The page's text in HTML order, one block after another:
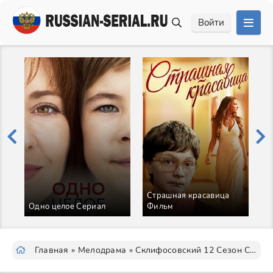
Войти
Одно целое Сериал
Страшная красавица
Фильм
Главная » Мелодрама » Склифосовский 12 Сезон Сериал